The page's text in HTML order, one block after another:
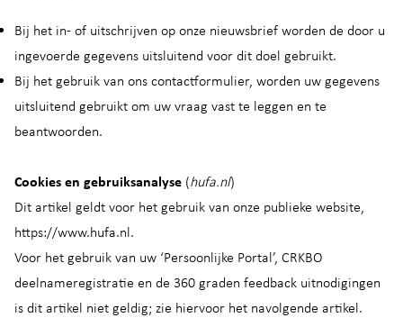
Bij het in- of uitschrijven op onze nieuwsbrief worden de door u
ingevoerde gegevens uitsluitend voor dit doel gebruikt.
Bij het gebruik van ons contactformulier, worden uw gegevens
uitsluitend gebruikt om uw vraag vast te leggen en te
beantwoorden.
Cookies en gebruiksanalyse (hufa.nl)
Dit artikel geldt voor het gebruik van onze publieke website,
https://www.hufa.nl.
Voor het gebruik van uw ‘Persoonlijke Portal’, CRKBO
deelnameregistratie en de 360 graden feedback uitnodigingen
is dit artikel niet geldig; zie hiervoor het navolgende artikel.